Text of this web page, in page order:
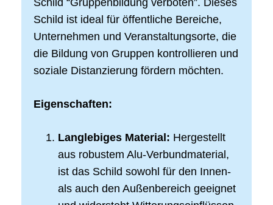
Schild “Gruppenbildung verboten”. Dieses
Schild ist ideal für öffentliche Bereiche,
Unternehmen und Veranstaltungsorte, die
die Bildung von Gruppen kontrollieren und
soziale Distanzierung fördern möchten.
Eigenschaften:
Langlebiges Material: Hergestellt
aus robustem Alu-Verbundmaterial,
ist das Schild sowohl für den Innen-
als auch den Außenbereich geeignet